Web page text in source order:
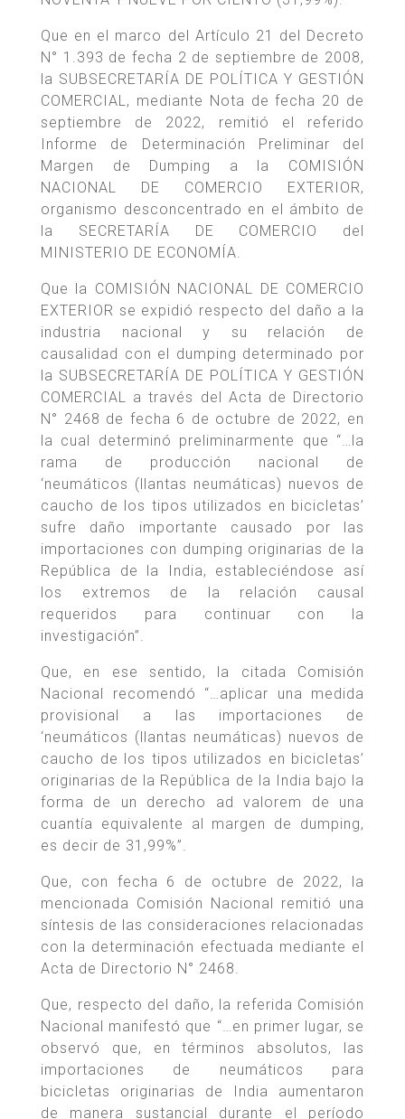
Que en el marco del Artículo 21 del Decreto
N° 1.393 de fecha 2 de septiembre de 2008,
la SUBSECRETARÍA DE POLÍTICA Y GESTIÓN
COMERCIAL, mediante Nota de fecha 20 de
septiembre de 2022, remitió el referido
Informe de Determinación Preliminar del
Margen de Dumping a la COMISIÓN
NACIONAL DE COMERCIO EXTERIOR,
organismo desconcentrado en el ámbito de
la SECRETARÍA DE COMERCIO del
MINISTERIO DE ECONOMÍA.
Que la COMISIÓN NACIONAL DE COMERCIO
EXTERIOR se expidió respecto del daño a la
industria nacional y su relación de
causalidad con el dumping determinado por
la SUBSECRETARÍA DE POLÍTICA Y GESTIÓN
COMERCIAL a través del Acta de Directorio
N° 2468 de fecha 6 de octubre de 2022, en
la cual determinó preliminarmente que “…la
rama de producción nacional de
‘neumáticos (llantas neumáticas) nuevos de
caucho de los tipos utilizados en bicicletas’
sufre daño importante causado por las
importaciones con dumping originarias de la
República de la India, estableciéndose así
los extremos de la relación causal
requeridos para continuar con la
investigación”.
Que, en ese sentido, la citada Comisión
Nacional recomendó “…aplicar una medida
provisional a las importaciones de
‘neumáticos (llantas neumáticas) nuevos de
caucho de los tipos utilizados en bicicletas’
originarias de la República de la India bajo la
forma de un derecho ad valorem de una
cuantía equivalente al margen de dumping,
es decir de 31,99%”.
Que, con fecha 6 de octubre de 2022, la
mencionada Comisión Nacional remitió una
síntesis de las consideraciones relacionadas
con la determinación efectuada mediante el
Acta de Directorio N° 2468.
Que, respecto del daño, la referida Comisión
Nacional manifestó que “…en primer lugar, se
observó que, en términos absolutos, las
importaciones de neumáticos para
bicicletas originarias de India aumentaron
de manera sustancial durante el período